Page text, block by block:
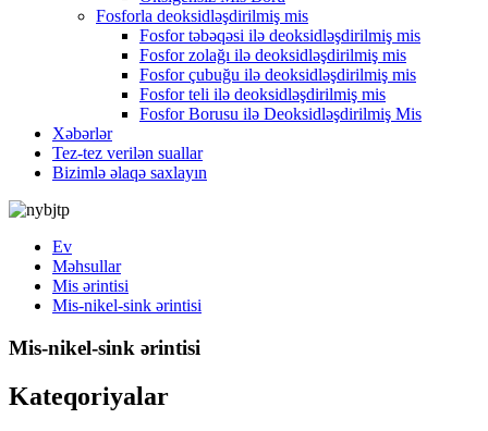
Fosforla deoksidləşdirilmiş mis
Fosfor təbəqəsi ilə deoksidləşdirilmiş mis
Fosfor zolağı ilə deoksidləşdirilmiş mis
Fosfor çubuğu ilə deoksidləşdirilmiş mis
Fosfor teli ilə deoksidləşdirilmiş mis
Fosfor Borusu ilə Deoksidləşdirilmiş Mis
Xəbərlər
Tez-tez verilən suallar
Bizimlə əlaqə saxlayın
Ev
Məhsullar
Mis ərintisi
Mis-nikel-sink ərintisi
Mis-nikel-sink ərintisi
Kateqoriyalar